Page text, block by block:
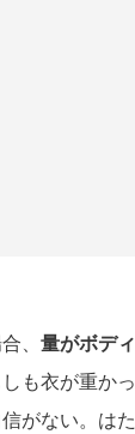
、 量がボデ
も衣が重か
がない。は